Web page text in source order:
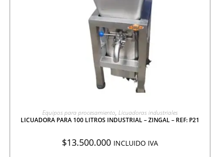
AGREGAR A COTIZACIÓN
Equipos para procesamiento, Licuadoras industriales
LICUADORA PARA 100 LITROS INDUSTRIAL – ZINGAL – REF: P21
$13.500.000 INCLUIDO IVA